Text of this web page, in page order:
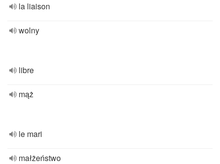
la liaison
wolny
libre
mąż
le mari
małżeństwo